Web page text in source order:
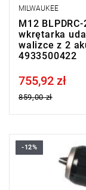
MILWAUKEE
M12
wkrętarka
walizce z 2
4933500422
Price tax included
755,92 zł
859,00 zł
Kup produkt
zarejestruj
Promocja
Sprawdź
-12%